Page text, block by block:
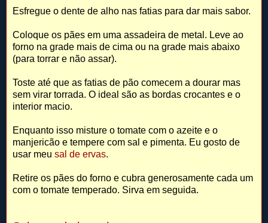
Esfregue o dente de alho nas fatias para dar mais sabor.
Coloque os pães em uma assadeira de metal. Leve ao
forno na grade mais de cima ou na grade mais abaixo
(para torrar e não assar).
Toste até que as fatias de pão comecem a dourar mas
sem virar torrada. O ideal são as bordas crocantes e o
interior macio.
Enquanto isso misture o tomate com o azeite e o
manjericão e tempere com sal e pimenta. Eu gosto de
usar meu sal de ervas.
Retire os pães do forno e cubra generosamente cada um
com o tomate temperado. Sirva em seguida.